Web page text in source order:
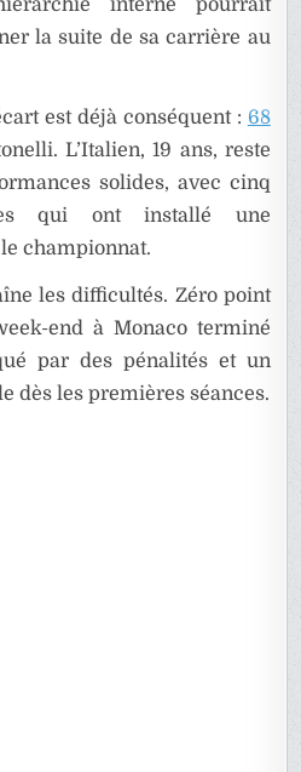
interne pourrait
la suite de sa carrière au
est déjà conséquent : 68
L’Italien, 19 ans, reste
solides, avec cinq
qui ont installé une
championnat.
les difficultés. Zéro point
end à Monaco terminé
par des pénalités et un
dès les premières séances.